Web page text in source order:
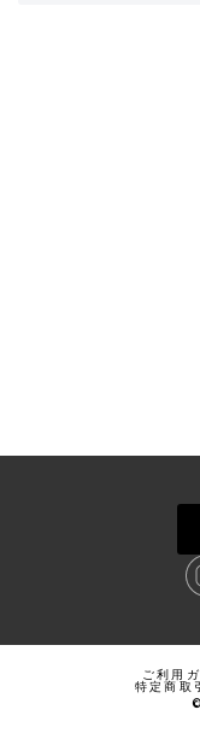
ご利用
特定商取
©